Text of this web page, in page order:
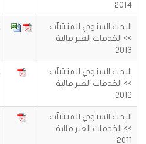
2014
البحث السنوي للمنشآت
>> الخدمات الغير مالية
2013
البحث السنوي للمنشآت
>> الخدمات الغير مالية
2012
البحث السنوي للمنشآت
>> الخدمات الغير مالية
2011